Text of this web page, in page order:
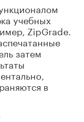
учебных
ZipGrade.
затем
в